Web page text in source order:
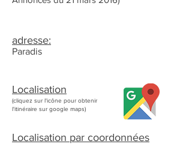
adresse:
Paradis
Localisation
(cliquez sur l'icône pour obtenir
l'itinéraire sur google maps)
Localisation par coordonnées